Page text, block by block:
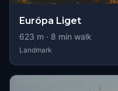
Európa Liget
623 m · 8 min walk
Landmark